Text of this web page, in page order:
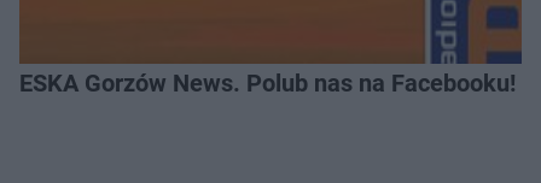
ESKA Gorzów News. Polub nas na Facebooku!